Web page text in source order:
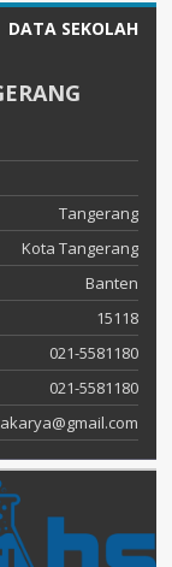
DATA SEKOLAH
Tangerang
Kota Tangerang
Banten
15118
021-5581180
021-5581180